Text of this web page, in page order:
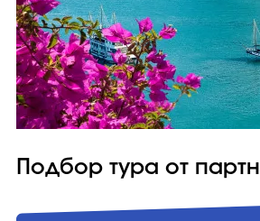
Подбор тура от